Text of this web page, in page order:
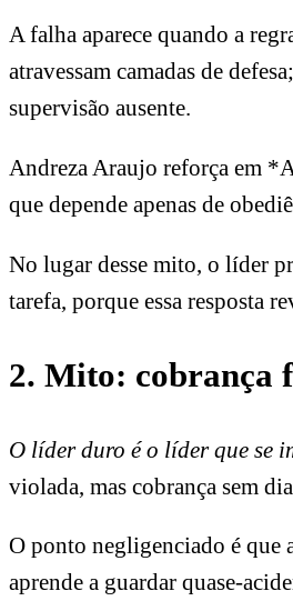
A falha aparece quando a
atravessam camadas de
supervisão ausente.
Andreza Araujo reforça em
que depende apenas de
No lugar desse mito, o líder
tarefa, porque essa resposta
2. Mito: cobrança
O líder duro é o líder que se
violada, mas cobrança sem
O ponto negligenciado é que
aprende a guardar quase-